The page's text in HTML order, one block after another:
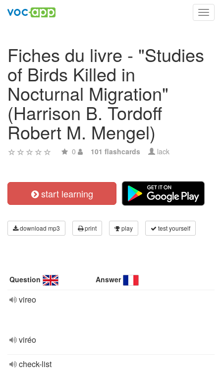
Fiches du livre - "Studies
of Birds Killed in
Nocturnal Migration"
(Harrison B. Tordoff
Robert M. Mengel)
0 101 flashcards lack
start learning
download mp3 print play test yourself
Question Answer
vireo
viréo
check-list